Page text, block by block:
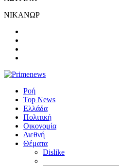
ΝΙΚΑΝΩΡ
Ροή
Top News
Ελλάδα
Πολιτική
Οικονομία
Διεθνή
Θέματα
Dislike